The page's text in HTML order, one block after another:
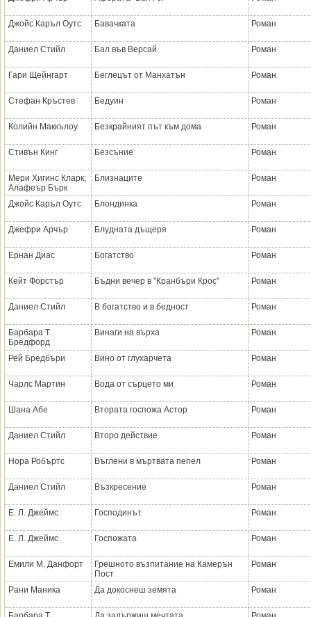
Джойс Каръл Оутс Бавачката Роман
Даниел Стийл Бал във Версай Роман
Гари Щейнгарт Беглецът от Манхатън Роман
Стефан Кръстев Бедуин Роман
Колийн Маккълоу Безкрайният път към дома Роман
Стивън Кинг Безсъние Роман
Мери Хигинс Кларк;
Алафеър Бърк
Близнаците Роман
Джойс Каръл Оутс Блондинка Роман
Джефри Арчър Блудната дъщеря Роман
Ернан Диас Богатство Роман
Кейт Форстър Бъдни вечер в "Кранбъри Крос" Роман
Даниел Стийл В богатство и в бедност Роман
Барбара Т.
Бредфорд
Винаги на върха Роман
Рей Бредбъри Вино от глухарчета Роман
Чарлс Мартин Вода от сърцето ми Роман
Шана Абе Втората госпожа Астор Роман
Даниел Стийл Второ действие Роман
Нора Робъртс Въглени в мъртвата пепел Роман
Даниел Стийл Възкресение Роман
Е. Л. Джеймс Господинът Роман
Е. Л. Джеймс Госпожата Роман
Емили М. Данфорт
Грешното възпитание на Камерън
Пост
Роман
Рани Маника Да докоснеш земята Роман